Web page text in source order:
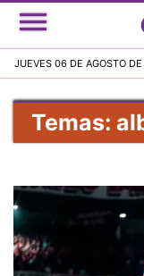
JUEVES 06 DE AGOSTO
Temas: